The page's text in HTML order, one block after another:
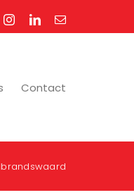
InstagramLinkedIn
E-
Contact